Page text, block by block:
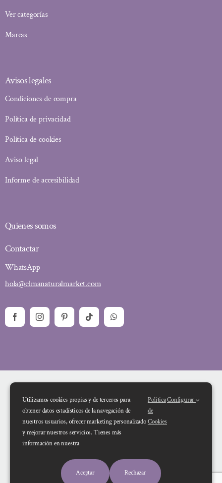
Ver categorías
Marcas
Avisos legales
Condiciones de compra
Política de privacidad
Política de cookies
Aviso legal
Informe de accesibilidad
Quienes somos
Contactar
WhatsApp
hola@elmanaturalmarket.com
Financiado por la Unión Europea – NextGenerationEU. Sin embargo, los
autores y no reflejan necesariamente los de la Unión Europea o la Comisión
Europea. Ni la Unión Europea ni la Comisión Europea pueden ser consideradas
Utilizamos cookies propias y de terceros para
obtener datos estadísticos de la navegación de
nuestros usuarios, ofrecer marketing personalizado
y mejorar nuestros servicios. Tienes más
información en nuestra
Política
de
Cookies
Configurar
Aceptar Rechazar